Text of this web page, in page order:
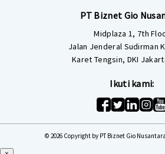
PT Biznet Gio
Midplaza 1, 7th
Jalan Jenderal Sudirman
Karet Tengsin, DKI
Ikuti kami:
© 2026 Copyright by PT Biznet Gio